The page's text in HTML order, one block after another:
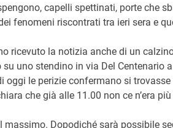
capelli spettinati, porte che
fenomeni riscontrati tra ieri sera e
ricevuto la notizia anche di un
su uno stendino in via Del Centenario
oggi le perizie confermano si
che già alle 11.00 non ce n’era
Dopodiché sarà possibile